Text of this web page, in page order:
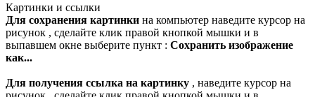
Картинки и ссылки
Для сохранения картинки на компьютер наведите курсор на
рисунок , сделайте клик правой кнопкой мышки и в
выпавшем окне выберите пункт : Сохранить изображение
как...
Для получения ссылка на картинку , наведите курсор на